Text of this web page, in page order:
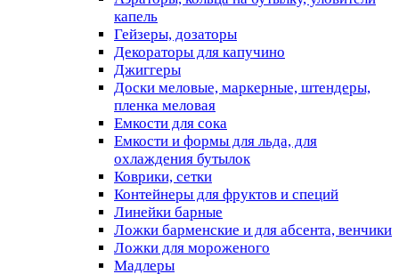
капель
Гейзеры, дозаторы
Декораторы для капучино
Джиггеры
Доски меловые, маркерные, штендеры,
пленка меловая
Емкости для сока
Емкости и формы для льда, для
охлаждения бутылок
Коврики, сетки
Контейнеры для фруктов и специй
Линейки барные
Ложки барменские и для абсента, венчики
Ложки для мороженого
Мадлеры